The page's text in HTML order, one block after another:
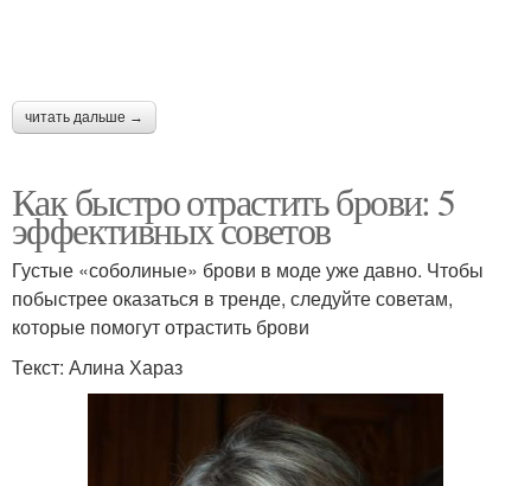
читать дальше →
Как быстро отрастить брови: 5
эффективных советов
Густые «соболиные» брови в моде уже давно. Чтобы
побыстрее оказаться в тренде, следуйте советам,
которые помогут отрастить брови
Текст: Алина Хараз